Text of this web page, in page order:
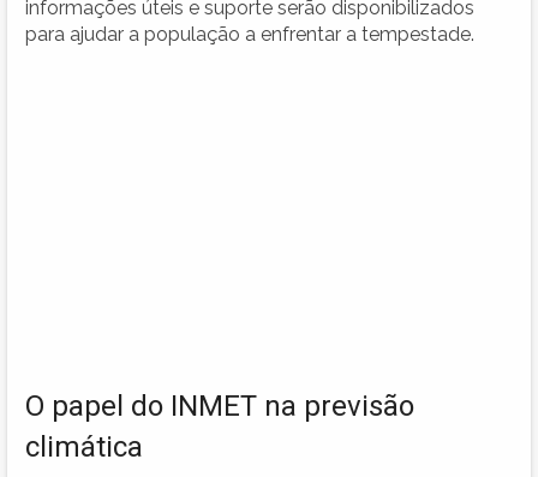
informações úteis e suporte serão disponibilizados
para ajudar a população a enfrentar a tempestade.
O papel do INMET na previsão
climática